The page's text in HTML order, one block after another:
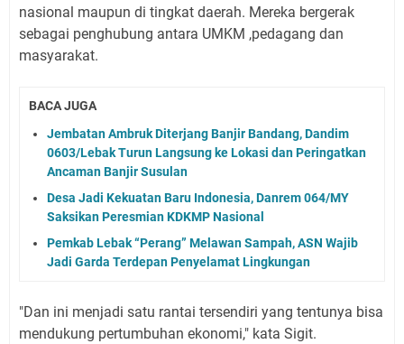
nasional maupun di tingkat daerah. Mereka bergerak
sebagai penghubung antara UMKM ,pedagang dan
masyarakat.
BACA JUGA
Jembatan Ambruk Diterjang Banjir Bandang, Dandim
0603/Lebak Turun Langsung ke Lokasi dan Peringatkan
Ancaman Banjir Susulan
Desa Jadi Kekuatan Baru Indonesia, Danrem 064/MY
Saksikan Peresmian KDKMP Nasional
Pemkab Lebak “Perang” Melawan Sampah, ASN Wajib
Jadi Garda Terdepan Penyelamat Lingkungan
"Dan ini menjadi satu rantai tersendiri yang tentunya bisa
mendukung pertumbuhan ekonomi," kata Sigit.